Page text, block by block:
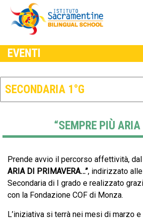
EVENTI
“SEMPRE PIÙ
Prende avvio il percorso affettività,
ARIA DI PRIMAVERA…”, indirizzato
Secondaria di I grado e realizzato
con la Fondazione COF di Monza.
L’iniziativa si terrà nei mesi di marzo